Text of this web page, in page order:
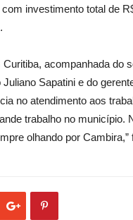
investimento total de
acompanhada do
Sapatini e do
no atendimento aos
trabalho no município.
olhando por Cambira,”